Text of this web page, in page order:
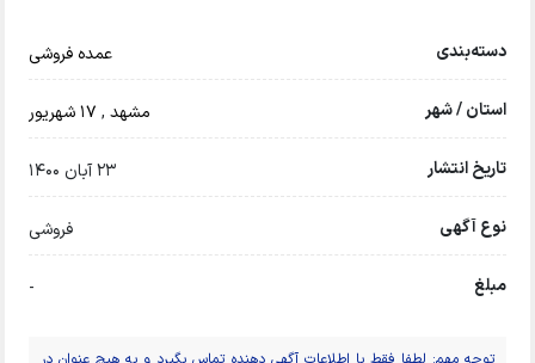
دسته‌بندی عمده فروشی
استان / شهر مشهد, ۱۷ شهریور
تاریخ انتشار 23 آبان 1400
نوع آگهی فروشی
مبلغ -